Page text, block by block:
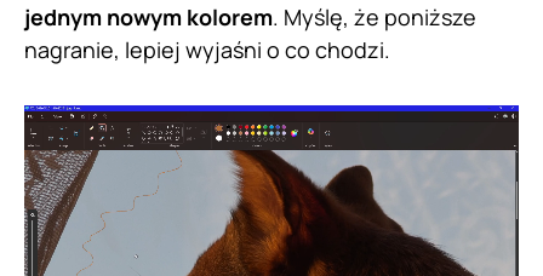
jednym nowym kolorem. Myślę, że poniższe
nagranie, lepiej wyjaśni o co chodzi.